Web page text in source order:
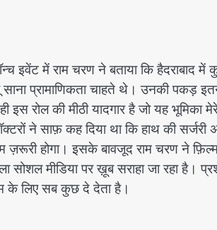
इवेंट में राम चरण ने बताया कि हैदराबाद में
साना प्रामाणिकता चाहते थे। उनकी पकड़
रोल की मीठी यादगार है जो यह भूमिका
ने साफ़ कह दिया था कि हाथ की सर्जरी
होगा। इसके बावजूद राम चरण ने
मीडिया पर ख़ूब सराहा जा रहा है।
के लिए सब कुछ दे देता है।